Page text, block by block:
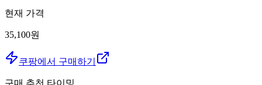
현재 가격
35,100원
쿠팡에서 구매하기
구매 추천 타이밍